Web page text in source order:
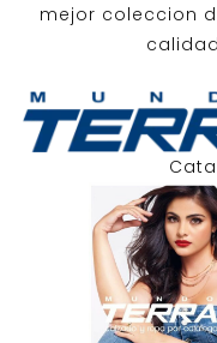
mejor coleccion